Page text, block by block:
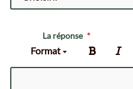
La réponse
Format